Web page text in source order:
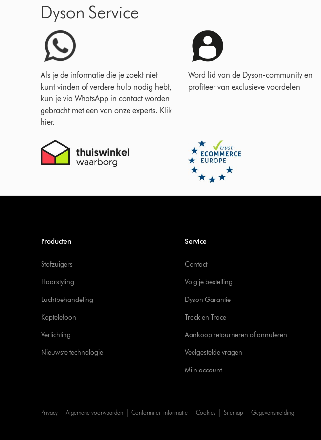
Dyson Service
Als je de informatie die je zoekt niet
kunt vinden of verdere hulp nodig hebt,
kun je via WhatsApp in contact worden
gebracht met een van onze experts. Klik
hier.
Word lid van de Dyson-community en
profiteer van exclusieve voordelen
Producten
Stofzuigers
Haarstyling
Luchtbehandeling
Koptelefoon
Verlichting
Nieuwste technologie
Service
Contact
Volg je bestelling
Dyson Garantie
Track en Trace
Aankoop retourneren of annuleren
Veelgestelde vragen
Mijn account
Privacy Algemene voorwaarden Conformiteit informatie Cookies Sitemap Gegevensmelding